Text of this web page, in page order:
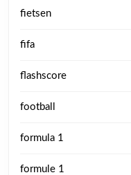
fietsen
fifa
flashscore
football
formula 1
formule 1